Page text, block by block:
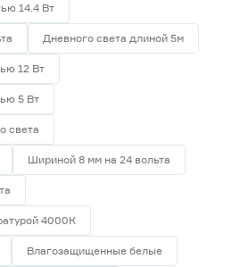
14.4 Вт
Дневного света длиной 5м
12 Вт
5 Вт
света
Шириной 8 мм на 24 вольта
4000К
Влагозащищенные белые